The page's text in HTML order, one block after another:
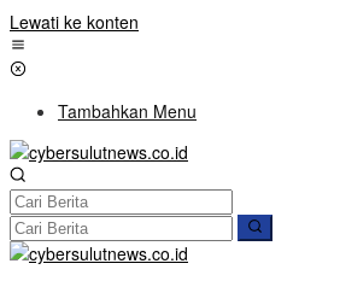
Lewati ke konten
Tambahkan Menu